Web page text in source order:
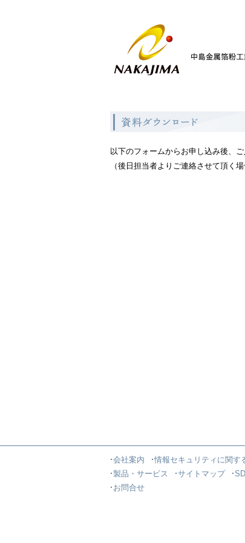
以下のフォームからお申し込み後、
（後日担当者よりご連絡させて頂く場
会社案内 情報セキュリティに関す
製品・サービス
サイトマップ
お問合せ